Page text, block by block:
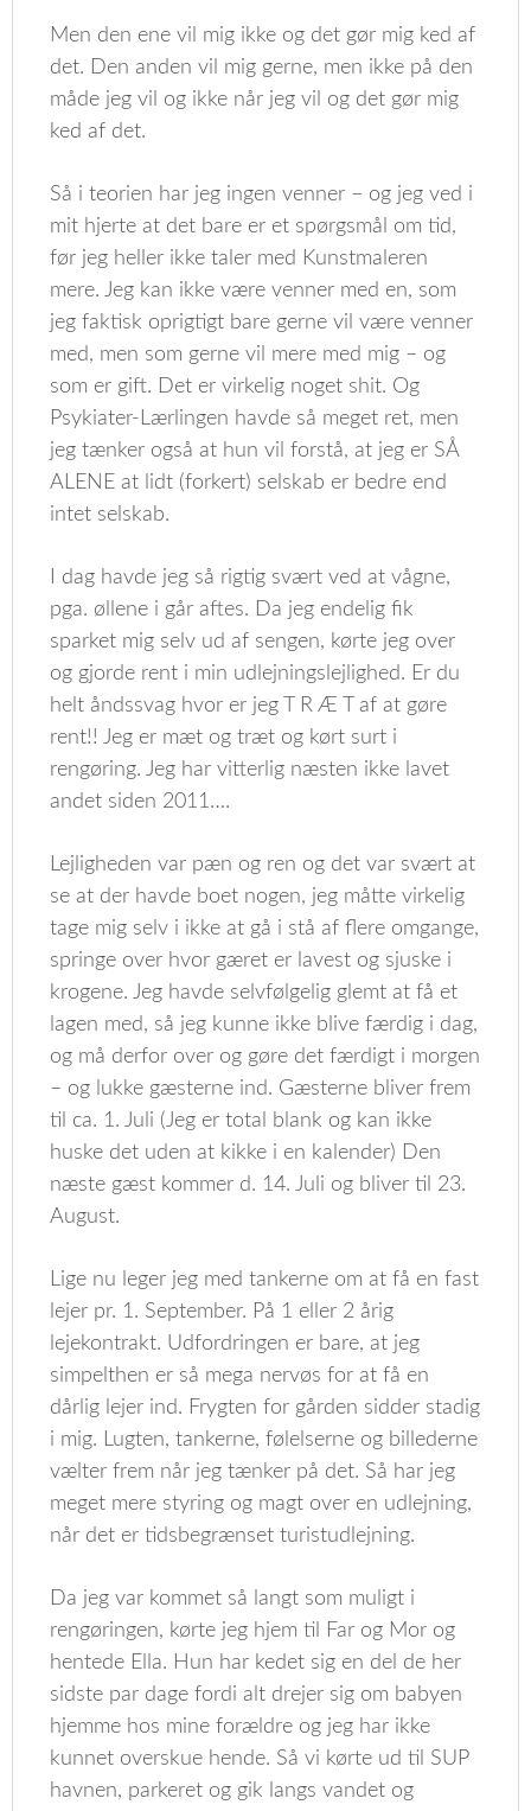
Men den ene vil mig ikke og det gør mig ked af
det. Den anden vil mig gerne, men ikke på den
måde jeg vil og ikke når jeg vil og det gør mig
ked af det.
Så i teorien har jeg ingen venner – og jeg ved i
mit hjerte at det bare er et spørgsmål om tid,
før jeg heller ikke taler med Kunstmaleren
mere. Jeg kan ikke være venner med en, som
jeg faktisk oprigtigt bare gerne vil være venner
med, men som gerne vil mere med mig – og
som er gift. Det er virkelig noget shit. Og
Psykiater-Lærlingen havde så meget ret, men
jeg tænker også at hun vil forstå, at jeg er SÅ
ALENE at lidt (forkert) selskab er bedre end
intet selskab.
I dag havde jeg så rigtig svært ved at vågne,
pga. øllene i går aftes. Da jeg endelig fik
sparket mig selv ud af sengen, kørte jeg over
og gjorde rent i min udlejningslejlighed. Er du
helt åndssvag hvor er jeg T R Æ T af at gøre
rent!! Jeg er mæt og træt og kørt surt i
rengøring. Jeg har vitterlig næsten ikke lavet
andet siden 2011….
Lejligheden var pæn og ren og det var svært at
se at der havde boet nogen, jeg måtte virkelig
tage mig selv i ikke at gå i stå af flere omgange,
springe over hvor gæret er lavest og sjuske i
krogene. Jeg havde selvfølgelig glemt at få et
lagen med, så jeg kunne ikke blive færdig i dag,
og må derfor over og gøre det færdigt i morgen
– og lukke gæsterne ind. Gæsterne bliver frem
til ca. 1. Juli (Jeg er total blank og kan ikke
huske det uden at kikke i en kalender) Den
næste gæst kommer d. 14. Juli og bliver til 23.
August.
Lige nu leger jeg med tankerne om at få en fast
lejer pr. 1. September. På 1 eller 2 årig
lejekontrakt. Udfordringen er bare, at jeg
simpelthen er så mega nervøs for at få en
dårlig lejer ind. Frygten for gården sidder stadig
i mig. Lugten, tankerne, følelserne og billederne
vælter frem når jeg tænker på det. Så har jeg
meget mere styring og magt over en udlejning,
når det er tidsbegrænset turistudlejning.
Da jeg var kommet så langt som muligt i
rengøringen, kørte jeg hjem til Far og Mor og
hentede Ella. Hun har kedet sig en del de her
sidste par dage fordi alt drejer sig om babyen
hjemme hos mine forældre og jeg har ikke
kunnet overskue hende. Så vi kørte ud til SUP
havnen, parkeret og gik langs vandet og